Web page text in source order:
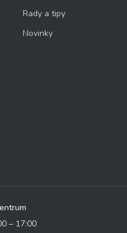
Rady a tipy
Novinky
– 17:00